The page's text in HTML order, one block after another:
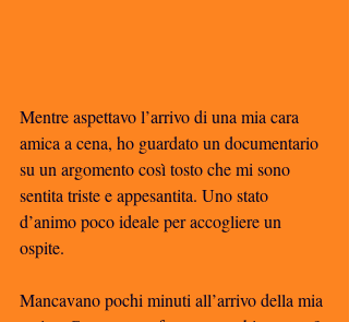
Mentre aspettavo l’arrivo di una mia cara
amica a cena, ho guardato un documentario
su un argomento così tosto che mi sono
sentita triste e appesantita. Uno stato
d’animo poco ideale per accogliere un
ospite.
Mancavano pochi minuti all’arrivo della mia